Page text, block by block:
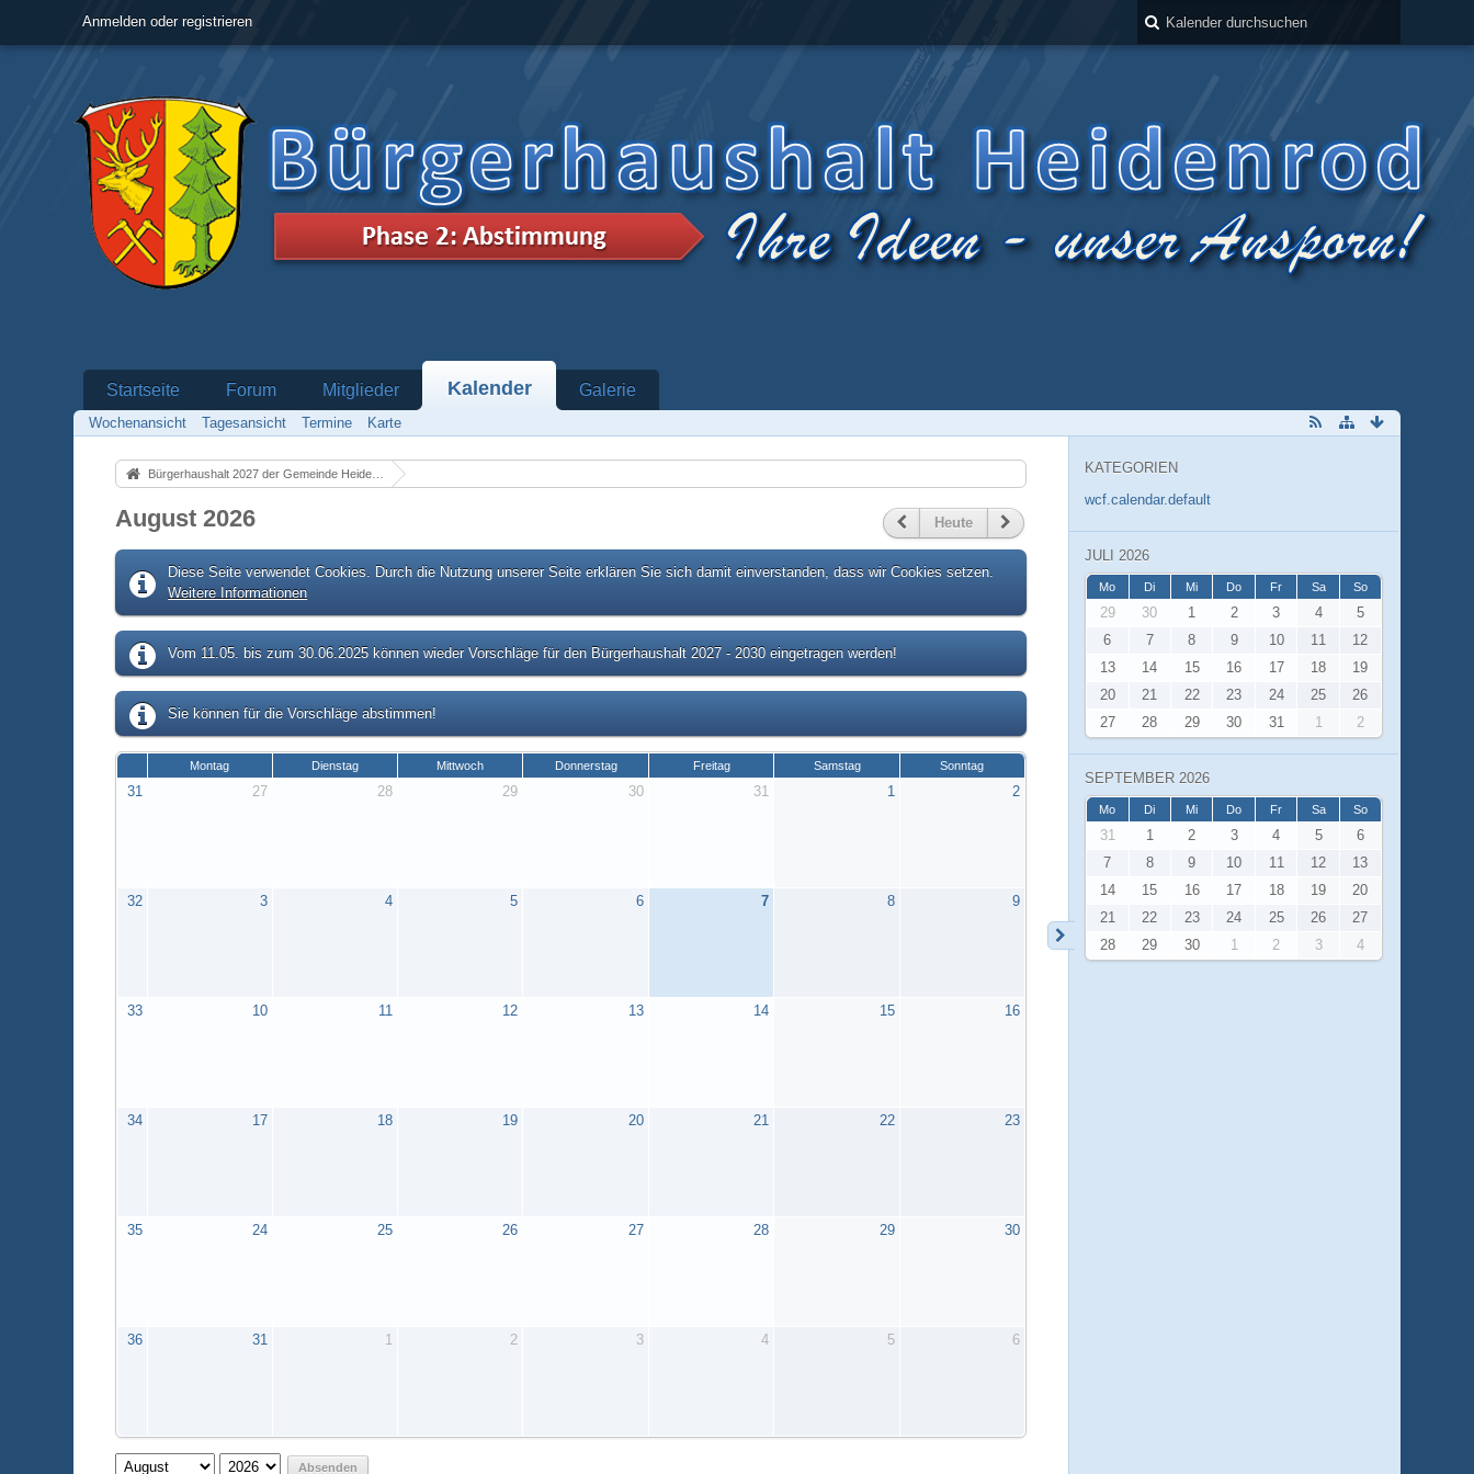
Anmelden oder registrieren
Startseite Forum Mitglieder Kalender Galerie
Wochenansicht Tagesansicht Termine Karte
Bürgerhaushalt 2027 der Gemeinde Heidenrod
August 2026 Heute
Diese Seite verwendet Cookies. Durch die Nutzung unserer Seite erklären Sie sich damit einverstanden, dass wir Cookies setzen.
Weitere Informationen
Vom 11.05. bis zum 30.06.2025 können wieder Vorschläge für den Bürgerhaushalt 2027 - 2030 eingetragen werden!
Sie können für die Vorschläge abstimmen!
Montag Dienstag Mittwoch Donnerstag Freitag Samstag Sonntag
31 27 28 29 30 31 1 2
32 3 4 5 6 7 8 9
33 10 11 12 13 14 15 16
34 17 18 19 20 21 22 23
35 24 25 26 27 28 29 30
36 31 1 2 3 4 5 6
Absenden
KATEGORIEN
wcf.calendar.default
JULI 2026
Mo Di Mi Do Fr Sa So
29 30 1 2 3 4
5
6
7 8 9 10 11
12
13
14 15 16 17 18
19
20
21 22 23 24 25
26
27
28 29 30 31 1 2
SEPTEMBER 2026
Mo Di Mi Do Fr Sa So
31 1 2 3 4 5
6
7
8 9 10 11 12
13
14
15 16 17 18 19
20
21
22 23 24 25 26
27
28
29 30 1 2 3 4